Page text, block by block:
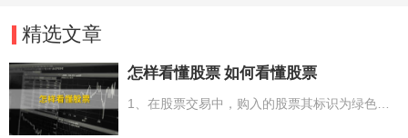
精选文章
怎样看懂股票 如何看懂股票